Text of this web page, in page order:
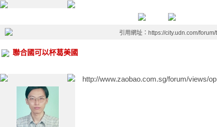
引用網址：https://city.udn.com/
聯合國可以杯葛美國
http://www.zaobao.com.sg/forum/views/